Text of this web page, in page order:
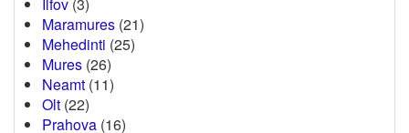
Maramures (21)
Mehedinti (25)
Mures (26)
Neamt (11)
Olt (22)
Prahova (16)